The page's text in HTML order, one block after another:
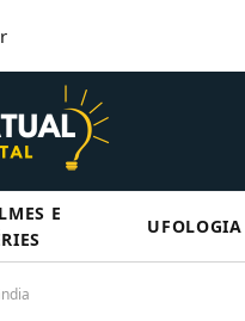
E
UFOLOGIA